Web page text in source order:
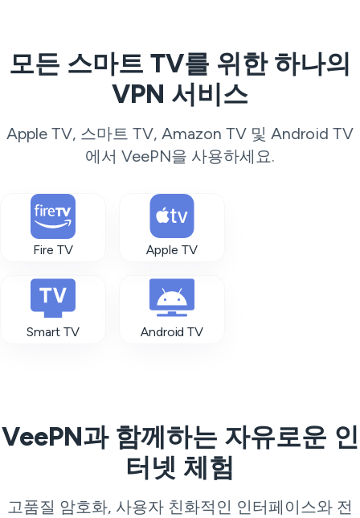
모든 스마트 TV를 위한 하나의
VPN 서비스
Apple TV, 스마트 TV, Amazon TV 및 Android TV
에서 VeePN을 사용하세요.
Fire TV Apple TV
Smart TV Android TV
VeePN과 함께하는 자유로운 인
터넷 체험
고품질 암호화, 사용자 친화적인 인터페이스와 전